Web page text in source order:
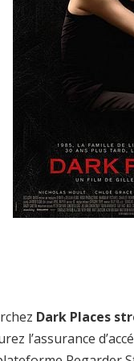
Dark Places
l’assurance